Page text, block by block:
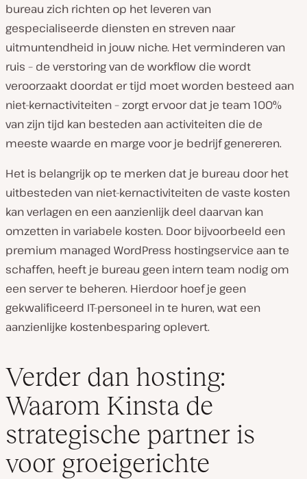
bureau zich richten op het leveren van
gespecialiseerde diensten en streven naar
uitmuntendheid in jouw niche. Het verminderen van
ruis – de verstoring van de workflow die wordt
veroorzaakt doordat er tijd moet worden besteed aan
niet-kernactiviteiten – zorgt ervoor dat je team 100%
van zijn tijd kan besteden aan activiteiten die de
meeste waarde en marge voor je bedrijf genereren.
Het is belangrijk op te merken dat je bureau door het
uitbesteden van niet-kernactiviteiten de vaste kosten
kan verlagen en een aanzienlijk deel daarvan kan
omzetten in variabele kosten. Door bijvoorbeeld een
premium managed WordPress hostingservice aan te
schaffen, heeft je bureau geen intern team nodig om
een server te beheren. Hierdoor hoef je geen
gekwalificeerd IT-personeel in te huren, wat een
aanzienlijke kostenbesparing oplevert.
Verder dan hosting:
Waarom Kinsta de
strategische partner is
voor groeigerichte